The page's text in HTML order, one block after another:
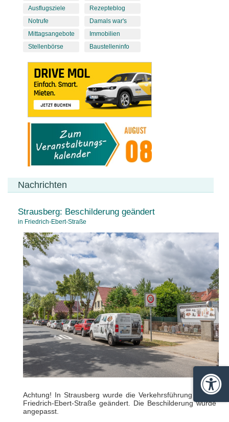
Ausflugsziele
Notrufe
Mittagsangebote
Stellenbörse
Rezepteblog
Damals war's
Immobilien
Baustelleninfo
Nachrichten
Strausberg: Beschilderung geändert
in Friedrich-Ebert-Straße
Achtung! In Strausberg wurde die Verkehrsführung in der
Friedrich-Ebert-Straße geändert. Die Beschilderung wurde
angepasst.